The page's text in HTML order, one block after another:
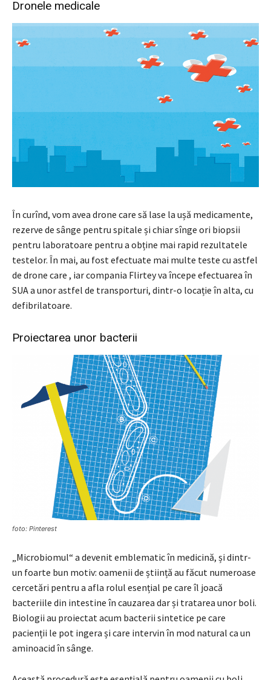
Dronele medicale
În curînd, vom avea drone care să lase la ușă medicamente,
rezerve de sânge pentru spitale și chiar sînge ori biopsii
pentru laboratoare pentru a obține mai rapid rezultatele
testelor. În mai, au fost efectuate mai multe teste cu astfel
de drone care , iar compania Flirtey va începe efectuarea în
SUA a unor astfel de transporturi, dintr-o locație în alta, cu
defibrilatoare.
Proiectarea unor bacterii
foto: Pinterest
„Microbiomul“ a devenit emblematic în medicină, și dintr-
un foarte bun motiv: oamenii de știință au făcut numeroase
cercetări pentru a afla rolul esențial pe care îl joacă
bacteriile din intestine în cauzarea dar și tratarea unor boli.
Biologii au proiectat acum bacterii sintetice pe care
pacienții le pot ingera și care intervin în mod natural ca un
aminoacid în sânge.